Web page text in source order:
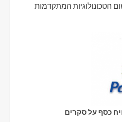
הטכונולוגיות המתקדמות